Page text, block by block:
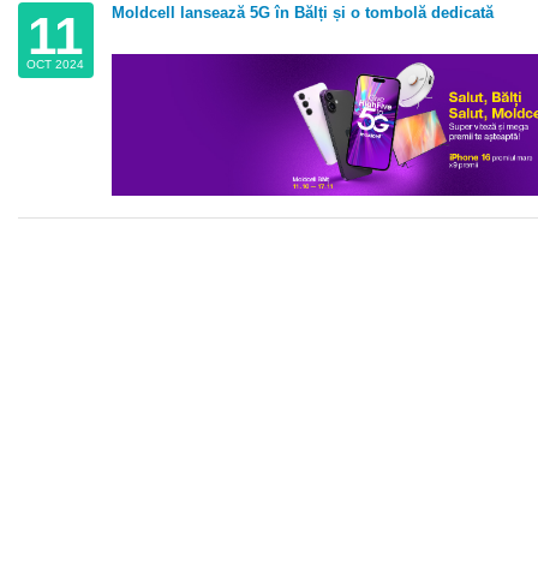
11
OCT 2024
Moldcell lansează 5G în Bălți și o tombolă dedicată